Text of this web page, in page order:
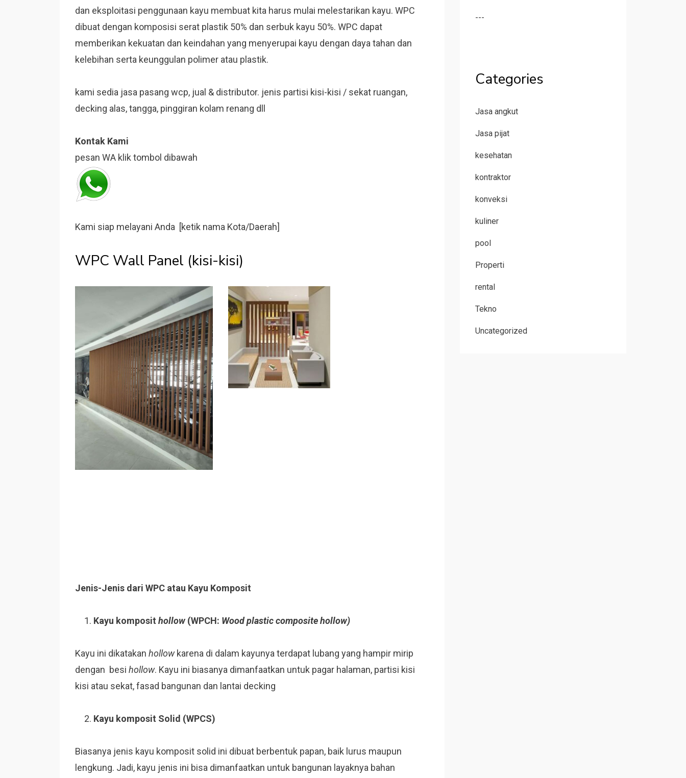
dan eksploitasi penggunaan kayu membuat kita harus mulai melestarikan kayu. WPC
dibuat dengan komposisi serat plastik 50% dan serbuk kayu 50%. WPC dapat
memberikan kekuatan dan keindahan yang menyerupai kayu dengan daya tahan dan
kelebihan serta keunggulan polimer atau plastik.
kami sedia jasa pasang wcp, jual & distributor. jenis partisi kisi-kisi / sekat ruangan,
decking alas, tangga, pinggiran kolam renang dll
Kontak Kami
pesan WA klik tombol dibawah
Kami siap melayani Anda [ketik nama Kota/Daerah]
WPC Wall Panel (kisi-kisi)
Jenis-Jenis dari WPC atau Kayu Komposit
Kayu komposit hollow(WPCH: Wood plastic composite hollow)
Kayu ini dikatakan hollowkarena di dalam kayunya terdapat lubang yang hampir mirip
dengan besi hollow. Kayu ini biasanya dimanfaatkan untuk pagar halaman, partisi kisi
kisi atau sekat, fasad bangunan dan lantai decking
Kayu komposit Solid (WPCS)
Biasanya jenis kayu komposit solid ini dibuat berbentuk papan, baik lurus maupun
lengkung. Jadi, kayu jenis ini bisa dimanfaatkan untuk bangunan layaknya bahan
---
Categories
Jasa angkut
Jasa pijat
kesehatan
kontraktor
konveksi
kuliner
pool
Properti
rental
Tekno
Uncategorized